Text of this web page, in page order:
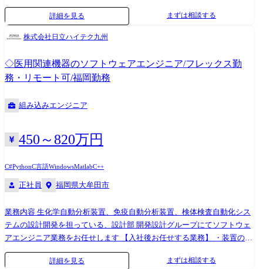
御、フェールセーフ機能 ③マイコンやIC、電源、センサI/F等の回路を制
御するソフトウェア ④車両間通信や故障診断機能 ⑤AUTOSAR等のOS、
発(次世代品や性能改善)や顧客要求機能に対して、モータ/回路設計メン
バと共にシステム設計を行います。この時、要求スペックや回路構成、
部品のばらつきを考慮した仕様決めや、安全分析(FMEA/FTA)、機能安全
Automotive SPICEや機能安全(ISO26262)のプロセスに従い、要求仕様を
フトウェアに実装するために、どのモジュールにどのように変更を行う
かといったアーキテクチャ設計 ・実装・単体テスト:C言語、
機(試験車両・試験台)での性能評価 ・機能安全・プロセスドキュメンテ
先、および社内の関連部門との連携しながら進めていきます。 ※変更の
範囲:会社の定める業務※ ※業務の都合によっては会社外の職務に従事す
るため出向又は転属を命じることがある ●使用言語、環境、ツール、資
格等 プログラミング:C、MATLAB/Simulink(モデルベース設計) 開発環
境:Windows/Linux、dSPACE HILS、仮想ECU(SIL) 品質管理:静的解析ツー
詳細を見る まずは相談する
株式会社日立ハイテク九州
◇医用関連機器のソフトウェアエンジニア/フレックス勤
務・リモート可/福岡勤務
組み込みエンジニア
450～820万円
C#PythonC言語WindowsMatlabC++
正社員 福岡県大牟田市
業務内容 生化学自動分析装置、免疫自動分析装置、検体検査自動化シス
テムの設計開発を担っている、設計部 開発設計グループにてソフトウェ
アエンジニア業務をお任せします 【入社後お任せする業務】 ・装置の制
御ソフトウェア設計(機構制御/デジタル・アナログ信号処理) ・システム
制御ソフトウェア設計(情報制御/DB制御/GUI制御) ・サービス・ソフトウ
詳細を見る まずは相談する